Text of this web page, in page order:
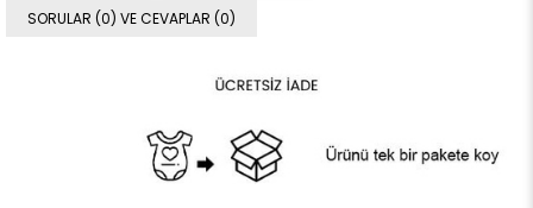
SORULAR (0) VE CEVAPLAR (0)